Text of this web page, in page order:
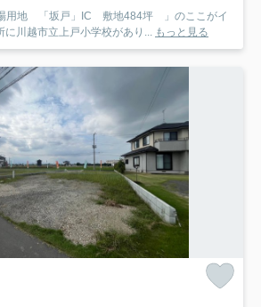
用地 「坂戸」IC 敷地484坪 」のここがイ
に川越市立上戸小学校があり... もっと見る